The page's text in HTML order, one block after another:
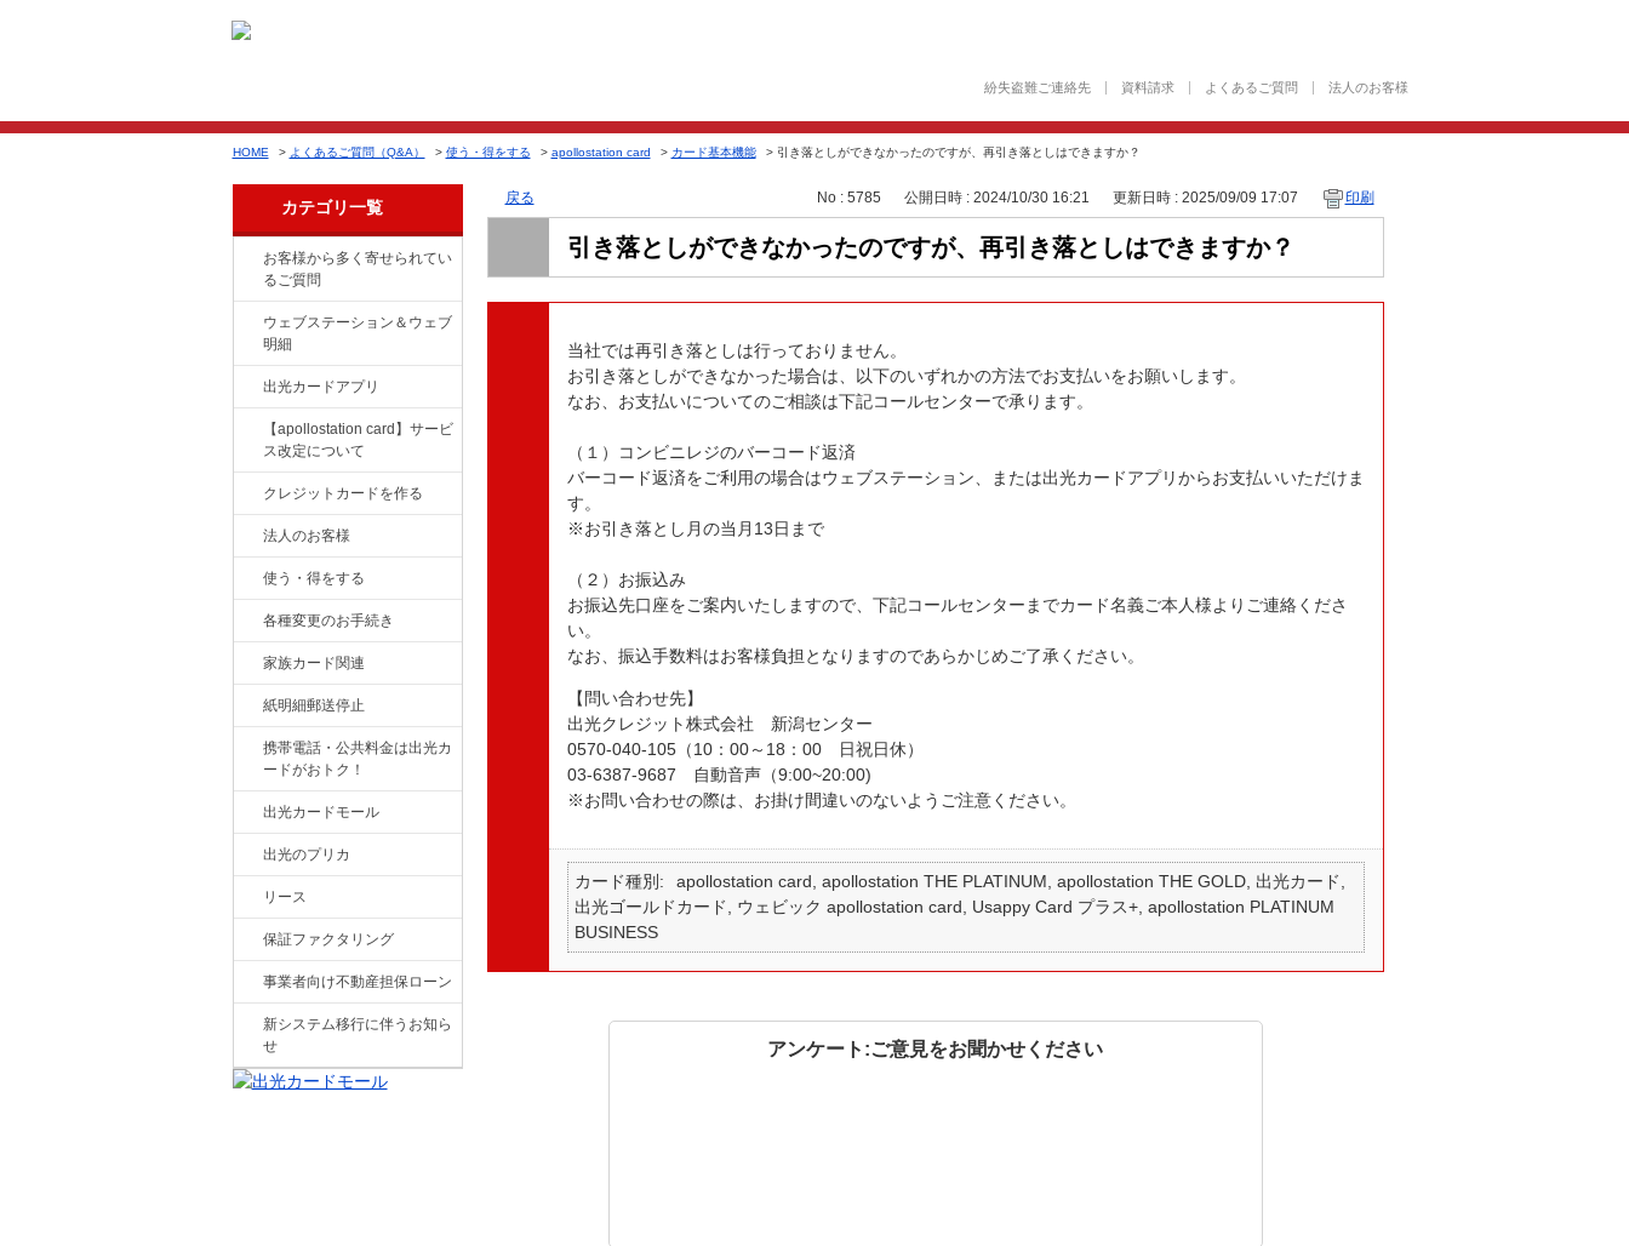
紛失盗難ご連絡先 資料請求 よくあるご質問 法人のお客様
HOME > よくあるご質問（Q&A） > 使う・得をする > apollostation card > カード基本機能 > 引き落としができなかったのですが、再引き落としはできますか？
カテゴリ一覧
お客様から多く寄せられてい
るご質問
ウェブステーション＆ウェブ
明細
出光カードアプリ
【apollostation card】サービ
ス改定について
クレジットカードを作る
法人のお客様
使う・得をする
各種変更のお手続き
家族カード関連
紙明細郵送停止
携帯電話・公共料金は出光カ
ードがおトク！
出光カードモール
出光のプリカ
リース
保証ファクタリング
事業者向け不動産担保ローン
新システム移行に伴うお知ら
せ
戻る No : 5785 公開日時 : 2024/10/30 16:21 更新日時 : 2025/09/09 17:07 印刷
引き落としができなかったのですが、再引き落としはできますか？
当社では再引き落としは行っておりません。
お引き落としができなかった場合は、以下のいずれかの方法でお支払いをお願いします。
なお、お支払いについてのご相談は下記コールセンターで承ります。
（１）コンビニレジのバーコード返済
バーコード返済をご利用の場合はウェブステーション、または出光カードアプリからお支払いいただけま
す。
※お引き落とし月の当月13日まで
（２）お振込み
お振込先口座をご案内いたしますので、下記コールセンターまでカード名義ご本人様よりご連絡くださ
い。
なお、振込手数料はお客様負担となりますのであらかじめご了承ください。
【問い合わせ先】
出光クレジット株式会社 新潟センター
0570-040-105（10：00～18：00 日祝日休）
03-6387-9687 自動音声（9:00~20:00)
※お問い合わせの際は、お掛け間違いのないようご注意ください。
カード種別
apollostation card, apollostation THE PLATINUM, apollostation THE GOLD, 出光カード,
出光ゴールドカード, ウェビック apollostation card, Usappy Card プラス+, apollostation PLATINUM
BUSINESS
アンケート:ご意見をお聞かせください